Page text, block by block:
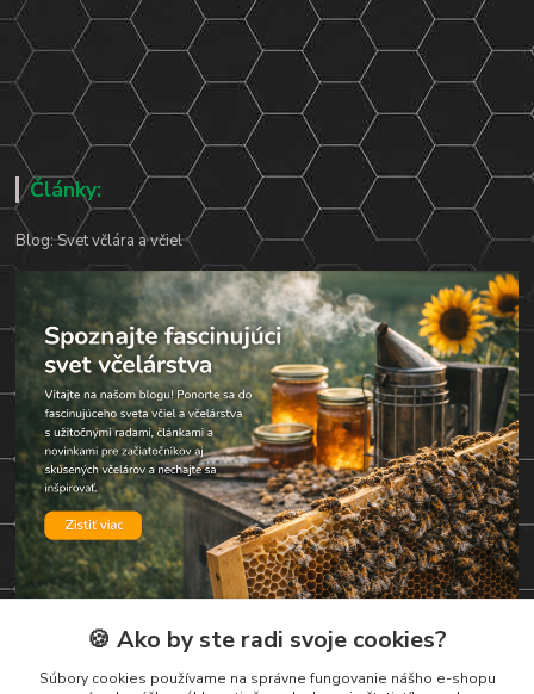
Články:
Blog: Svet včlára a včiel
Kontakty
🍪 Ako by ste radi svoje cookies?
Súbory cookies používame na správne fungovanie nášho e-shopu